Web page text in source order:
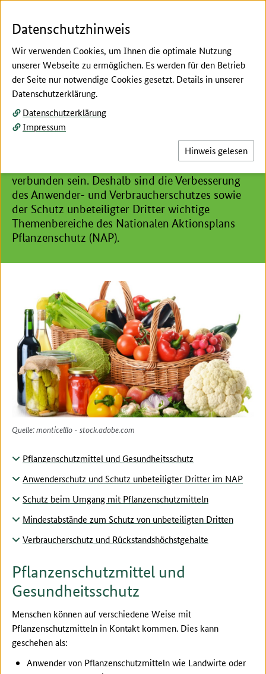
Hier beginnt der Hauptinhalt dieser Seite
Schutz von Anwendern und
Verbrauchern
Die Anwendung von Pflanzenschutzmitteln kann
verbunden sein. Deshalb sind die Verbesserung
des Anwender- und Verbraucherschutzes sowie
der Schutz unbeteiligter Dritter wichtige
Themenbereiche des Nationalen Aktionsplans
Pflanzenschutz (NAP).
Quelle: monticelllo - stock.adobe.com
Pflanzenschutzmittel und Gesundheitsschutz
Anwenderschutz und Schutz unbeteiligter Dritter im NAP
Schutz beim Umgang mit Pflanzenschutzmitteln
Mindestabstände zum Schutz von unbeteiligten Dritten
Verbraucherschutz und Rückstandshöchstgehalte
Pflanzenschutzmittel und
Gesundheitsschutz
Menschen können auf verschiedene Weise mit
Pflanzenschutzmitteln in Kontakt kommen. Dies kann
geschehen als:
Anwender von Pflanzenschutzmitteln wie Landwirte oder
Datenschutzhinweis
Wir verwenden Cookies, um Ihnen die optimale Nutzung
unserer Webseite zu ermöglichen. Es werden für den Betrieb
der Seite nur notwendige Cookies gesetzt. Details in unserer
Datenschutzerklärung.
Datenschutzerklärung
Impressum
Hinweis gelesen